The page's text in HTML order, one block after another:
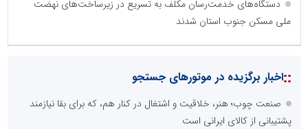
دستگاه‌های خدمت‌رسان مکلف به تسریع در زیرساخت‌های نهضت
ملی مسکن جنوب استان شدند
::اخبار برگزیده در موتورهای جستجو
صنعت چوب؛ هنر، خلاقیت و اشتغال در کنار هم، که برای بقا نیازمند
پشتیبانی از کالای ایرانی است